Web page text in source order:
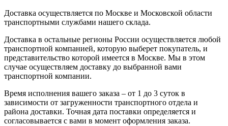
Доставка осуществляется по Москве и Московской области
транспортными службами нашего склада.
Доставка в остальные регионы России осуществляется любой
транспортной компанией, которую выберет покупатель, и
представительство которой имеется в Москве. Мы в этом
случае осуществляем доставку до выбранной вами
транспортной компании.
Время исполнения вашего заказа – от 1 до 3 суток в
зависимости от загруженности транспортного отдела и
района доставки. Точная дата поставки определяется и
согласовывается с вами в момент оформления заказа.